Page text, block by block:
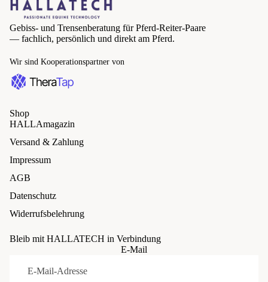
Gebiss- und Trensenberatung für Pferd-Reiter-Paare
— fachlich, persönlich und direkt am Pferd.
Wir sind Kooperationspartner von
Shop
HALLAmagazin
Versand & Zahlung
Impressum
AGB
Datenschutz
Widerrufsbelehrung
Bleib mit HALLATECH in Verbindung
E-Mail
Widerrufsrecht